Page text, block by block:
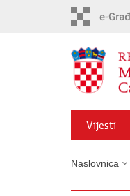
Vijesti
Naslovnica